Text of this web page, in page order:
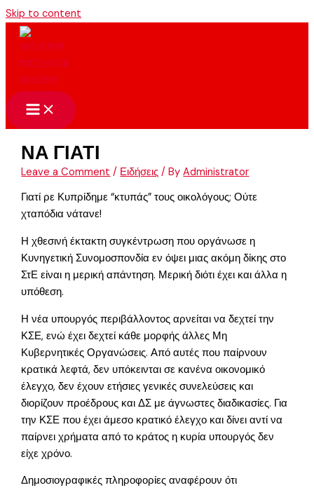
Skip to content
ΝΑ ΓΙΑΤΙ
Leave a Comment / Ειδήσεις / ByAdministrator
Γιατί ρε Κυπρίδημε “κτυπάς” τους οικολόγους; Ούτε
χταπόδια νάτανε!
Η χθεσινή έκτακτη συγκέντρωση που οργάνωσε η
Κυνηγετική Συνομοσπονδία εν όψει μιας ακόμη δίκης στο
ΣτΕ είναι η μερική απάντηση. Μερική διότι έχει και άλλα η
υπόθεση.
Η νέα υπουργός περιβάλλοντος αρνείται να δεχτεί την
ΚΣΕ, ενώ έχει δεχτεί κάθε μορφής άλλες Μη
Κυβερνητικές Οργανώσεις. Από αυτές που παίρνουν
κρατικά λεφτά, δεν υπόκεινται σε κανένα οικονομικό
έλεγχο, δεν έχουν ετήσιες γενικές συνελεύσεις και
διορίζουν προέδρους και ΔΣ με άγνωστες διαδικασίες. Για
την ΚΣΕ που έχει άμεσο κρατικό έλεγχο και δίνει αντί να
παίρνει χρήματα από το κράτος η κυρία υπουργός δεν
είχε χρόνο.
Δημοσιογραφικές πληροφορίες αναφέρουν ότι